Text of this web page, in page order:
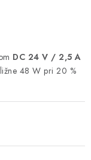
DC 24 V / 2,5 A
48 W pri 20 %